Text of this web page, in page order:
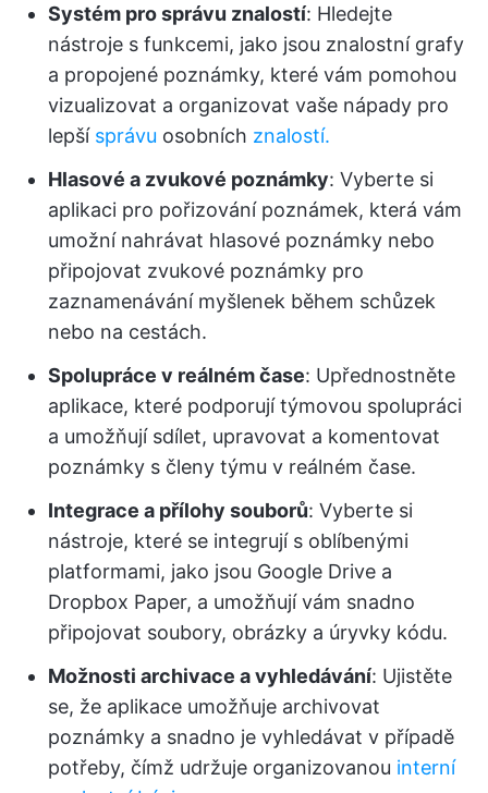
Systém pro správu znalostí: Hledejte
nástroje s funkcemi, jako jsou znalostní grafy
a propojené poznámky, které vám pomohou
vizualizovat a organizovat vaše nápady pro
lepší správu osobních znalostí.
Hlasové a zvukové poznámky: Vyberte si
aplikaci pro pořizování poznámek, která vám
umožní nahrávat hlasové poznámky nebo
připojovat zvukové poznámky pro
zaznamenávání myšlenek během schůzek
nebo na cestách.
Spolupráce v reálném čase: Upřednostněte
aplikace, které podporují týmovou spolupráci
a umožňují sdílet, upravovat a komentovat
poznámky s členy týmu v reálném čase.
Integrace a přílohy souborů: Vyberte si
nástroje, které se integrují s oblíbenými
platformami, jako jsou Google Drive a
Dropbox Paper, a umožňují vám snadno
připojovat soubory, obrázky a úryvky kódu.
Možnosti archivace a vyhledávání: Ujistěte
se, že aplikace umožňuje archivovat
poznámky a snadno je vyhledávat v případě
potřeby, čímž udržuje organizovanou interní